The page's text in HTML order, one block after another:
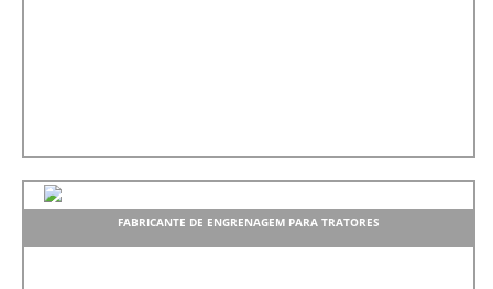
FABRICANTE DE ENGRENAGEM PARA TRATORES